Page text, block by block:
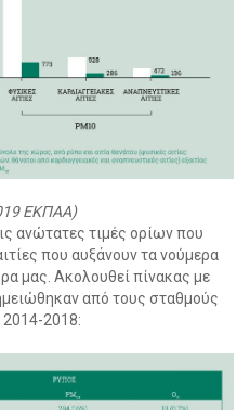
ΕΚΠΑΑ)
ανώτατες τιμές ορίων που
που αυξάνουν τα νούμερα
μας. Ακολουθεί πίνακας με
από τους σταθμούς
2014-2018: